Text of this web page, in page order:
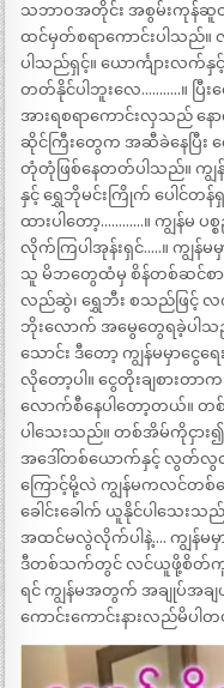
သဘာဝအတိုင်း အစွမ်းကုန်ဆူထွာ
ထင်မှတ်စရာကောင်းပါသည်။
ပါသည်ရှင့်။ ယောင်္ကျားလက်
တတ်နိုင်ပါဘူးလေ………..။ ပြီ
အားရစရာကောင်းလှသည်
ဆိုင်ကြီးတွေက အဆီခဲနေပြီး က
တုံတုံဖြစ်နေတတ်ပါသည်။ က
နှင့် ရွှေဘိုမင်းကြိုက် ပေါင်တ
ထားပါတော့…………။ ကျွန်မ
လိုက်ကြပါအုန်းရှင်…..။ ကျွန်
သူ မိဘတွေထံမှ စိန်တစ်ဆင်စာ၊
လည်ဆွဲ၊ ရွှေဘီး စသည်ဖြင့်
ဘိုးလောက် အမွေတွေရခဲ့ပါသည်
သောင်း ဒီတော့ ကျွန်မမှာငွေရ
လိုတော့ပါ။ ငွေတိုးချစား
လောက်စီနေပါတော့တယ်။ တ
ပါသေးသည်။ တစ်အိမ်ကိုငှား
အဒေါ်တစ်ယောက်နှင့် လွတ်လွတ်လ
ကြောင့်မို့လဲ ကျွန်မကလင်တစ်
ခေါင်းခေါက် ယူနိုင်ပါသေးသ
အထင်မလွဲလိုက်ပါနဲ့…. ကျွန်မမှ
ဒီတစ်သက်တွင် လင်ယူဖို့စိတ်ကူး
ရင် ကျွန်မအတွက် အချုပ်အချ
ကောင်းကောင်းနားလည်မိပါ